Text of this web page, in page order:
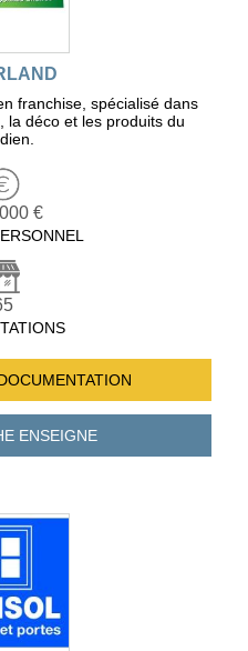
franchise, spécialisé dans
la déco et les produits du
€
ENSEIGNE